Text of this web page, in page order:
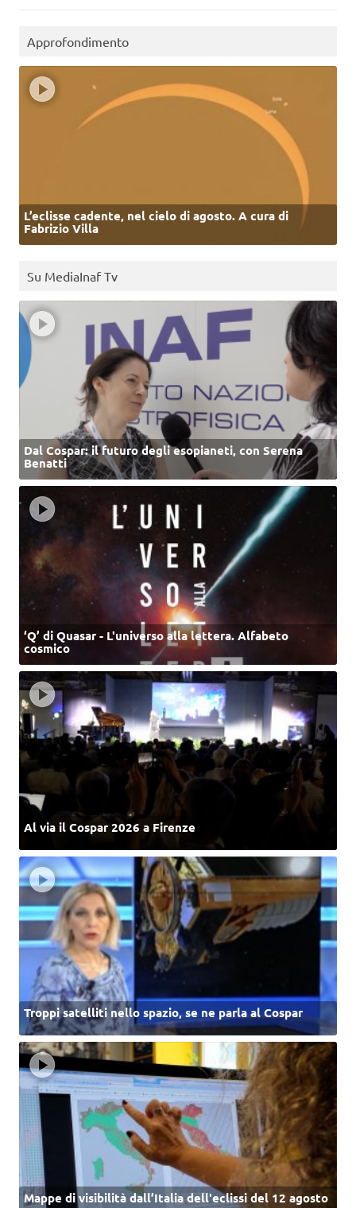
Approfondimento
L’eclisse cadente, nel cielo di agosto. A cura di
Fabrizio Villa
Su MediaInaf Tv
Dal Cospar: il futuro degli esopianeti, con Serena
Benatti
‘Q’ di Quasar - L'universo alla lettera. Alfabeto
cosmico
Al via il Cospar 2026 a Firenze
Troppi satelliti nello spazio, se ne parla al Cospar
Mappe di visibilità dall’Italia dell'eclissi del 12 agosto